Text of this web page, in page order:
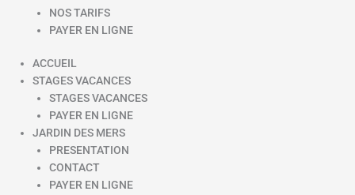
NOS TARIFS
PAYER EN LIGNE
ACCUEIL
STAGES VACANCES
STAGES VACANCES
PAYER EN LIGNE
JARDIN DES MERS
PRESENTATION
CONTACT
PAYER EN LIGNE